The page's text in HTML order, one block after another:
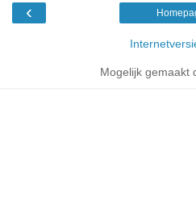
‹
Mogelijk gemaakt